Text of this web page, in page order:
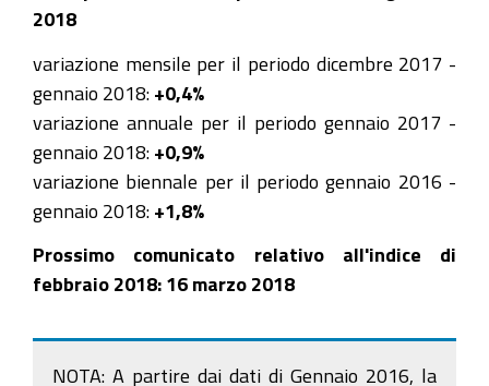
2018
variazione mensile per il periodo dicembre 2017 -
gennaio 2018: +0,4%
variazione annuale per il periodo gennaio 2017 -
gennaio 2018: +0,9%
variazione biennale per il periodo gennaio 2016 -
gennaio 2018: +1,8%
Prossimo comunicato relativo all'indice di
febbraio 2018: 16 marzo 2018
NOTA: A partire dai dati di Gennaio 2016, la